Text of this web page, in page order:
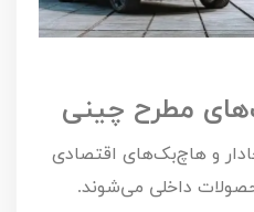
مطرح چینی
و هاچ‌بک‌های اقتصادی
داخلی می‌شوند.